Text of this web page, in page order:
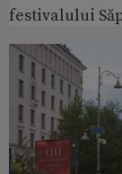
festivalului